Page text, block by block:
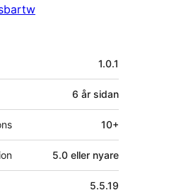
1.0.1
6 år sidan
10+
5.0 eller nyare
5.5.19